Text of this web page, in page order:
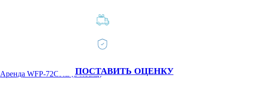
ПОСТАВИТЬ ОЦЕНКУ
Аренда WFP-72CKL (в месяц)